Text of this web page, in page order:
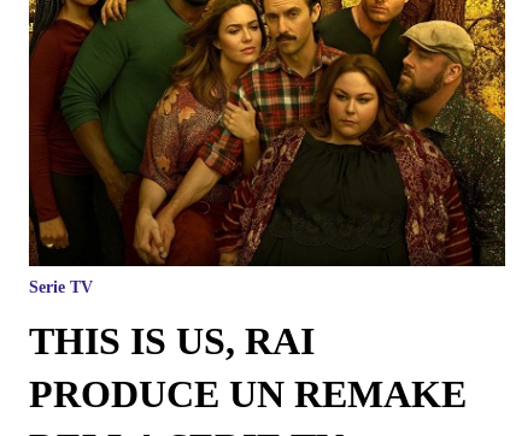
Serie TV
THIS IS US, RAI
PRODUCE UN REMAKE